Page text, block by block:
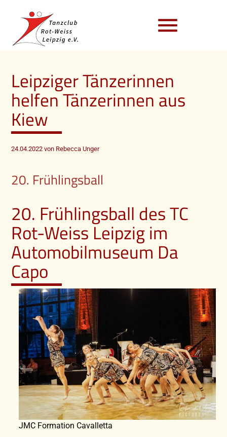
menu
Leipziger Tänzerinnen
helfen Tänzerinnen aus
Kiew
24.04.2022 von Rebecca Unger
20. Frühlingsball
20. Frühlingsball des TC
Rot-Weiss Leipzig im
Automobilmuseum Da
Capo
JMC Formation Cavalletta